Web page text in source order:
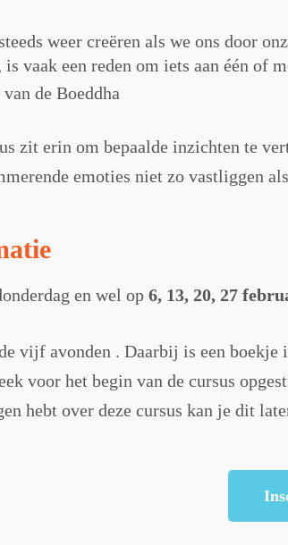
weer creëren als we ons door
vaak een reden om iets aan één of
de Boeddha
zit erin om bepaalde inzichten te
emoties niet zo vastliggen
en wel op 6, 13, 20, 27
vijf avonden . Daarbij is een boekje
voor het begin van de cursus
hebt over deze cursus kan je dit